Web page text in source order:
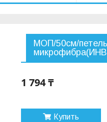
МОП/50см/
1 794 ₸
Купить